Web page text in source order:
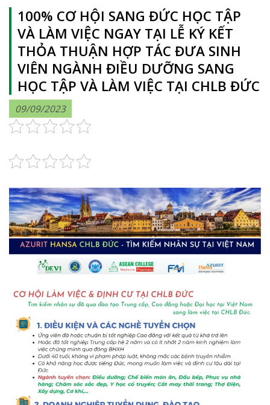
100% CƠ HỘI SANG ĐỨC HỌC TẬP
VÀ LÀM VIỆC NGAY TẠI LỄ KÝ KẾT
THỎA THUẬN HỢP TÁC ĐƯA SINH
VIÊN NGÀNH ĐIỀU DƯỠNG SANG
HỌC TẬP VÀ LÀM VIỆC TẠI CHLB ĐỨC
09/09/2023